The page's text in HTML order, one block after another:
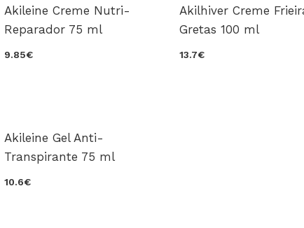
Akileine Creme Nutri-
Reparador 75 ml
9.85€
Akilhiver Creme
Gretas 100 ml
13.7€
Akileine Gel Anti-
Transpirante 75 ml
10.6€